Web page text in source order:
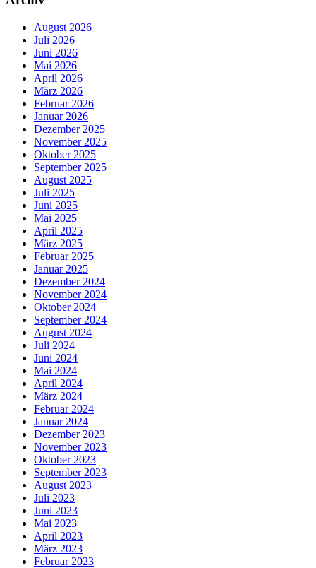
August 2026
Juli 2026
Juni 2026
Mai 2026
April 2026
März 2026
Februar 2026
Januar 2026
Dezember 2025
November 2025
Oktober 2025
September 2025
August 2025
Juli 2025
Juni 2025
Mai 2025
April 2025
März 2025
Februar 2025
Januar 2025
Dezember 2024
November 2024
Oktober 2024
September 2024
August 2024
Juli 2024
Juni 2024
Mai 2024
April 2024
März 2024
Februar 2024
Januar 2024
Dezember 2023
November 2023
Oktober 2023
September 2023
August 2023
Juli 2023
Juni 2023
Mai 2023
April 2023
März 2023
Februar 2023